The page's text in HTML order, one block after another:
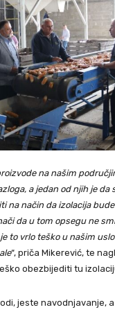
na našim
a jedan od njih je da
na način da izolacija
da u tom opsegu ne
to vrlo teško u našim
“, priča Mikerević, te
obezbijediti tu
jeste navodnjavanje,